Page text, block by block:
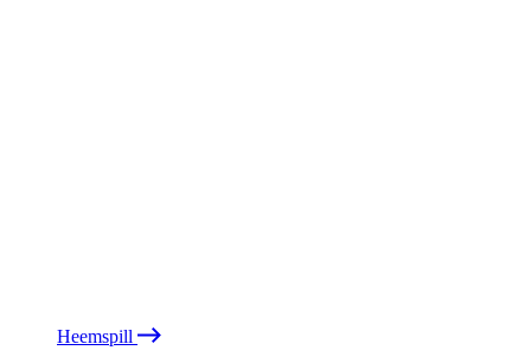
Heemspill